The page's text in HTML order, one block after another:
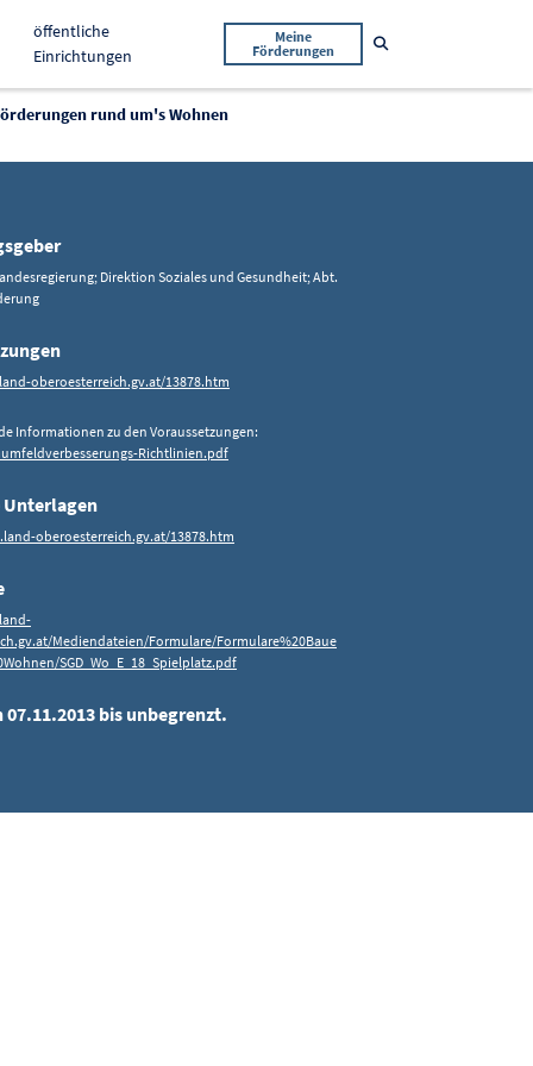
öffentliche
Einrichtungen
Meine
Förderungen
rund um's Wohnen
Direktion Soziales und Gesundheit; Abt.
oberoesterreich.gv.at/13878.htm
Informationen zu den Voraussetzungen:
Richtlinien.pdf
oberoesterreich.gv.at/13878.htm
Mediendateien/Formulare/Formulare%20Baue
SGD_Wo_E_18_Spielplatz.pdf
bis unbegrenzt.